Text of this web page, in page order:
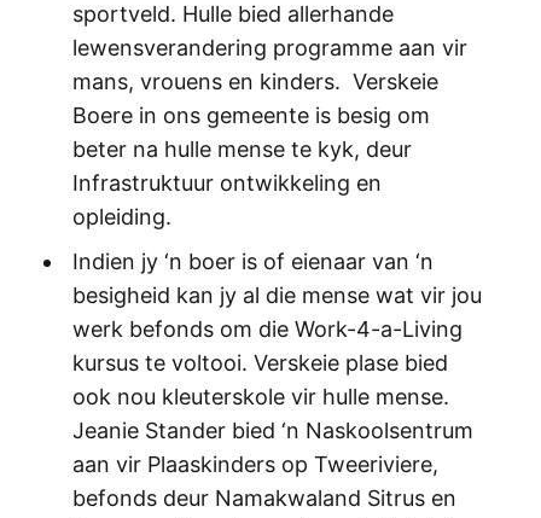
sportveld. Hulle bied allerhande
lewensverandering programme aan vir
mans, vrouens en kinders. Verskeie
Boere in ons gemeente is besig om
beter na hulle mense te kyk, deur
Infrastruktuur ontwikkeling en
opleiding.
Indien jy ‘n boer is of eienaar van ‘n
besigheid kan jy al die mense wat vir jou
werk befonds om die Work-4-a-Living
kursus te voltooi. Verskeie plase bied
ook nou kleuterskole vir hulle mense.
Jeanie Stander bied ‘n Naskoolsentrum
aan vir Plaaskinders op Tweeriviere,
befonds deur Namakwaland Sitrus en